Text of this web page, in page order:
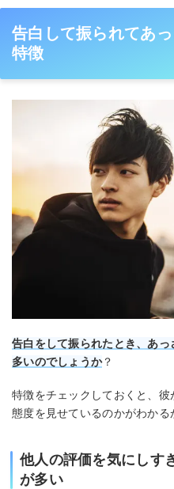
告白して振られてあ
特徴
告白をして振られたとき、あ
多いのでしょうか？
特徴をチェックしておくと、
態度を見せているのかがわかる
他人の評価を気にしす
が多い